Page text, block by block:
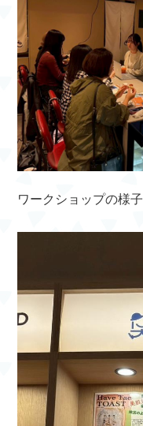
ワークショップの様子